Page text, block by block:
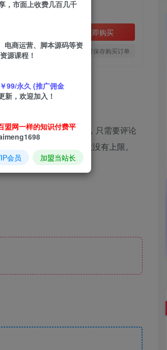
立即购买
当前未登录！建议登陆后购买，可保存购买订单
】。操作起来非常容易，只需要评论
，只要你愿意做，收益没有上限。
，市面上收费几百几千
电商运营、脚本源码等资
源课程！
99/永久 (推广佣金
新，欢迎加入！
盟网一样的知识付费平
会员 加盟当站长